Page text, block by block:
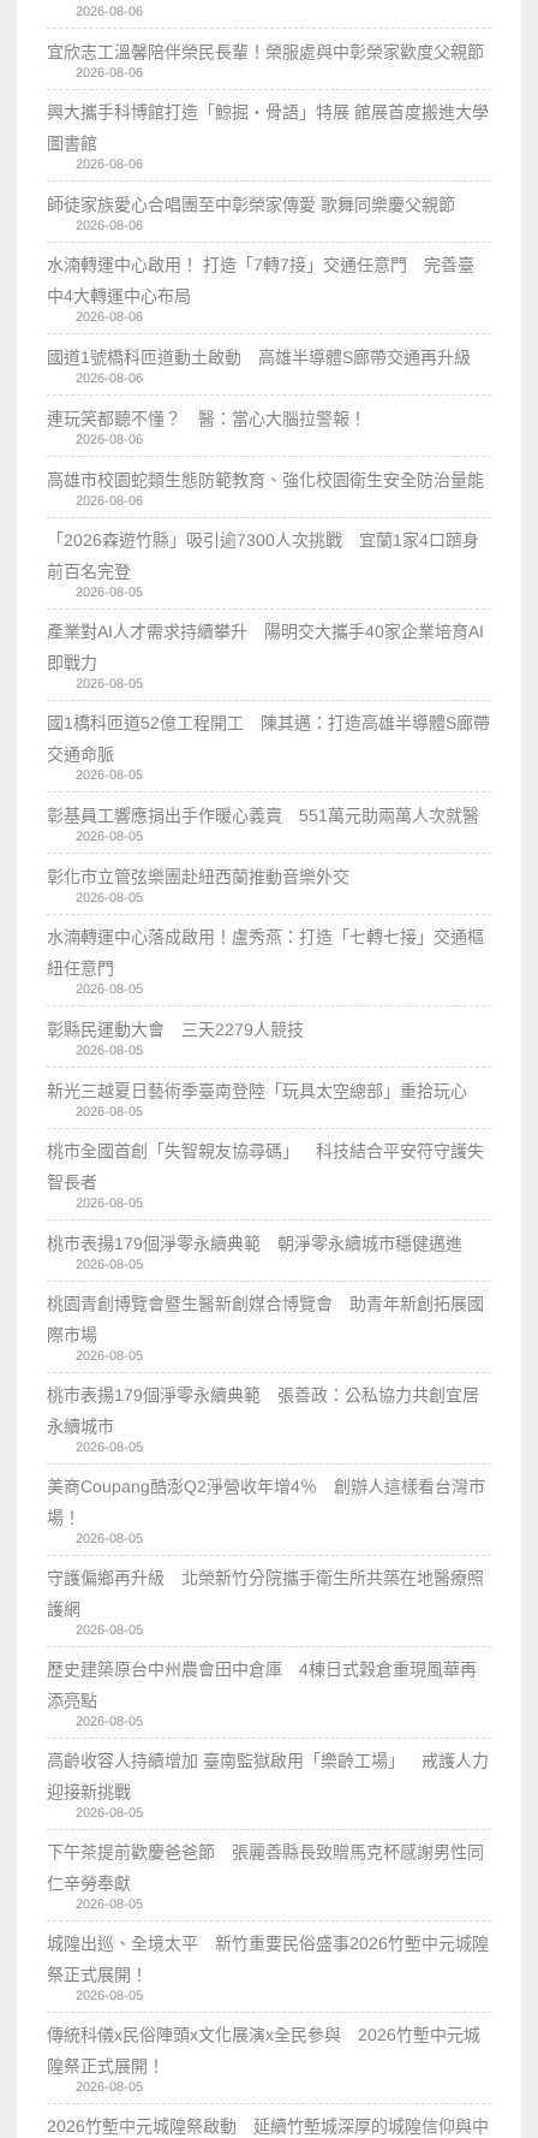
2026-08-06
宜欣志工溫馨陪伴榮民長輩！榮服處與中彰榮家歡度父親節
2026-08-06
興大攜手科博館打造「鯨掘・骨語」特展 館展首度搬進大學
圖書館
2026-08-06
師徒家族愛心合唱團至中彰榮家傳愛 歌舞同樂慶父親節
2026-08-06
水湳轉運中心啟用！ 打造「7轉7接」交通任意門 完善臺
中4大轉運中心布局
2026-08-06
國道1號橋科匝道動土啟動 高雄半導體S廊帶交通再升級
2026-08-06
連玩笑都聽不懂？ 醫：當心大腦拉警報！
2026-08-06
高雄市校園蛇類生態防範教育、強化校園衛生安全防治量能
2026-08-06
「2026森遊竹縣」吸引逾7300人次挑戰 宜蘭1家4口躋身
前百名完登
2026-08-05
產業對AI人才需求持續攀升 陽明交大攜手40家企業培育AI
即戰力
2026-08-05
國1橋科匝道52億工程開工 陳其邁：打造高雄半導體S廊帶
交通命脈
2026-08-05
彰基員工響應捐出手作暖心義賣 551萬元助兩萬人次就醫
2026-08-05
彰化市立管弦樂團赴紐西蘭推動音樂外交
2026-08-05
水湳轉運中心落成啟用！盧秀燕：打造「七轉七接」交通樞
紐任意門
2026-08-05
彰縣民運動大會 三天2279人競技
2026-08-05
新光三越夏日藝術季臺南登陸「玩具太空總部」重拾玩心
2026-08-05
桃市全國首創「失智親友協尋碼」 科技結合平安符守護失
智長者
2026-08-05
桃市表揚179個淨零永續典範 朝淨零永續城市穩健邁進
2026-08-05
桃園青創博覽會暨生醫新創媒合博覽會 助青年新創拓展國
際市場
2026-08-05
桃市表揚179個淨零永續典範 張善政：公私協力共創宜居
永續城市
2026-08-05
美商Coupang酷澎Q2淨營收年增4％ 創辦人這樣看台灣市
場！
2026-08-05
守護偏鄉再升級 北榮新竹分院攜手衛生所共築在地醫療照
護網
2026-08-05
歷史建築原台中州農會田中倉庫 4棟日式穀倉重現風華再
添亮點
2026-08-05
高齡收容人持續增加 臺南監獄啟用「樂齡工場」 戒護人力
迎接新挑戰
2026-08-05
下午茶提前歡慶爸爸節 張麗善縣長致贈馬克杯感謝男性同
仁辛勞奉獻
2026-08-05
城隍出巡、全境太平 新竹重要民俗盛事2026竹塹中元城隍
祭正式展開！
2026-08-05
傳統科儀x民俗陣頭x文化展演x全民參與 2026竹塹中元城
隍祭正式展開！
2026-08-05
2026竹塹中元城隍祭啟動 延續竹塹城深厚的城隍信仰與中